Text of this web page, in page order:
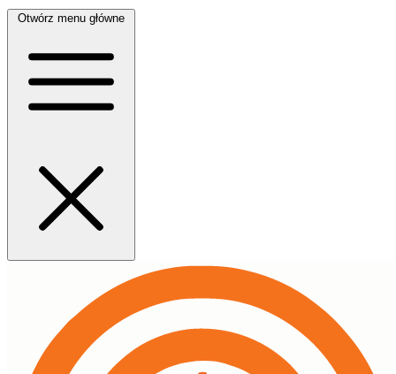
Otwórz menu główne